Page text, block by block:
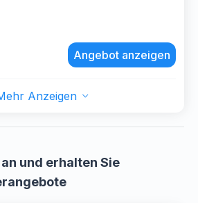
U-förmiges
Memorys-Schaum,
für Schreibtische Spa
Angebot anzeigen
Anzeigen
und erhalten Sie